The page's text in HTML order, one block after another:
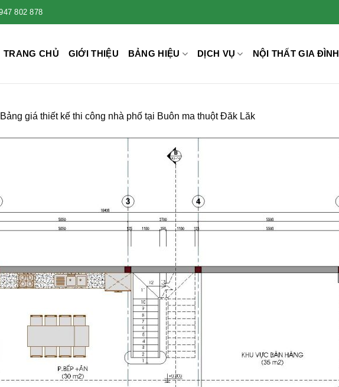
802 878
TRANG CHỦ GIỚI THIỆU BẢNG HIỆU DỊCH VỤ NỘI THẤT GIA ĐÌNH
Bảng giá thiết kế thi công nhà phố tại Buôn ma thuột Đăk Lăk